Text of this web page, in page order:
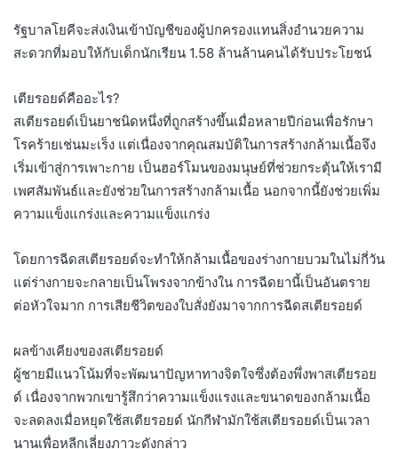
รัฐบาลโยคีจะส่งเงินเข้าบัญชีของผู้ปกครองแทนสิ่งอำนวยความ
สะดวกที่มอบให้กับเด็กนักเรียน 1.58 ล้านล้านคนได้รับประโยชน์
เตียรอยด์คืออะไร?
สเตียรอยด์เป็นยาชนิดหนึ่งที่ถูกสร้างขึ้นเมื่อหลายปีก่อนเพื่อรักษา
โรคร้ายเช่นมะเร็ง แต่เนื่องจากคุณสมบัติในการสร้างกล้ามเนื้อจึง
เริ่มเข้าสู่การเพาะกาย เป็นฮอร์โมนของมนุษย์ที่ช่วยกระตุ้นให้เรามี
เพศสัมพันธ์และยังช่วยในการสร้างกล้ามเนื้อ นอกจากนี้ยังช่วยเพิ่ม
ความแข็งแกร่งและความแข็งแกร่ง
โดยการฉีดสเตียรอยด์จะทำให้กล้ามเนื้อของร่างกายบวมในไม่กี่วัน
แต่ร่างกายจะกลายเป็นโพรงจากข้างใน การฉีดยานี้เป็นอันตราย
ต่อหัวใจมาก การเสียชีวิตของใบสั่งยังมาจากการฉีดสเตียรอยด์
ผลข้างเคียงของสเตียรอยด์
ผู้ชายมีแนวโน้มที่จะพัฒนาปัญหาทางจิตใจซึ่งต้องพึ่งพาสเตียรอย
ด์ เนื่องจากพวกเขารู้สึกว่าความแข็งแรงและขนาดของกล้ามเนื้อ
จะลดลงเมื่อหยุดใช้สเตียรอยด์ นักกีฬามักใช้สเตียรอยด์เป็นเวลา
นานเพื่อหลีกเลี่ยงภาวะดังกล่าว